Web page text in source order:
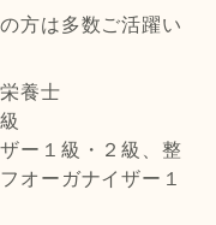
方は多数ご活躍い
養士
ー１級・２級、整
オーガナイザー１